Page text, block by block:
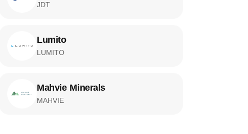
JDT
Lumito
LUMITO
Mahvie Minerals
MAHVIE